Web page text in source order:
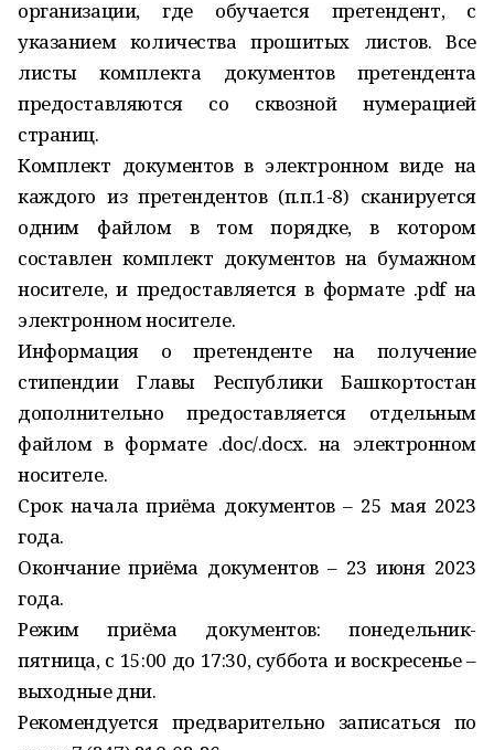
организации, где обучается претендент, с
указанием количества прошитых листов. Все
листы комплекта документов претендента
предоставляются со сквозной нумерацией
страниц.
Комплект документов в электронном виде на
каждого из претендентов (п.п.1-8) сканируется
одним файлом в том порядке, в котором
составлен комплект документов на бумажном
носителе, и предоставляется в формате .pdf на
электронном носителе.
Информация о претенденте на получение
стипендии Главы Республики Башкортостан
дополнительно предоставляется отдельным
файлом в формате .doс/.docx. на электронном
носителе.
Срок начала приёма документов – 25 мая 2023
года.
Окончание приёма документов – 23 июня 2023
года.
Режим приёма документов: понедельник-
пятница, с 15:00 до 17:30, суббота и воскресенье –
выходные дни.
Рекомендуется предварительно записаться по